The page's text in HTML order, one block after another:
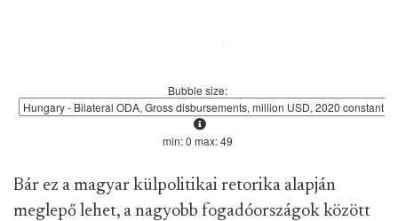
Bár ez a magyar külpolitikai retorika alapján
meglepő lehet, a nagyobb fogadóországok között